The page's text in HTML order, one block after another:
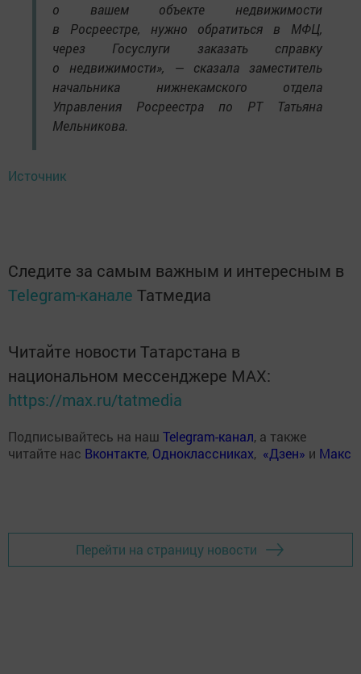
о вашем объекте недвижимости
в Росреестре, нужно обратиться в МФЦ,
через Госуслуги заказать справку
о недвижимости», — сказала заместитель
начальника нижнекамского отдела
Управления Росреестра по РТ Татьяна
Мельникова.
Источник
Следите за самым важным и интересным в
Telegram-канале Татмедиа
Читайте новости Татарстана в
национальном мессенджере MАХ:
https://max.ru/tatmedia
Подписывайтесь на наш Telegram-канал, а также
читайте нас Вконтакте, Одноклассниках, «Дзен» и Макс
Перейти на страницу новости